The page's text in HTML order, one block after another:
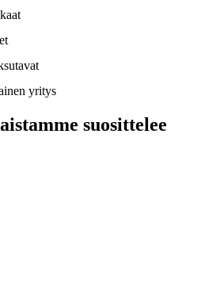
yritys
suosittelee